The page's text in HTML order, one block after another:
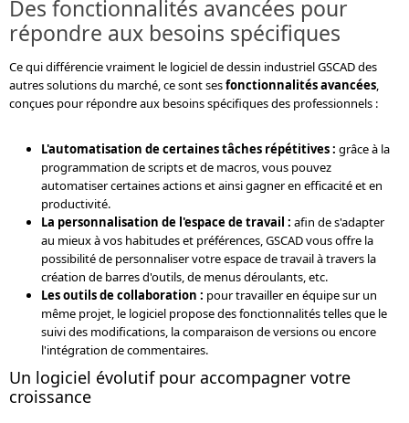
Des fonctionnalités avancées pour
répondre aux besoins spécifiques
Ce qui différencie vraiment le logiciel de dessin industriel GSCAD des
autres solutions du marché, ce sont sesfonctionnalités avancées
conçues pour répondre aux besoins spécifiques des professionnels :
L'automatisation de certaines tâches répétitives : grâce à la
programmation de scripts et de macros, vous pouvez
automatiser certaines actions et ainsi gagner en efficacité et en
productivité.
La personnalisation de l'espace de travail : afin de s'adapter
au mieux à vos habitudes et préférences, GSCAD vous offre la
possibilité de personnaliser votre espace de travail à travers la
création de barres d'outils, de menus déroulants, etc.
Les outils de collaboration : pour travailler en équipe sur un
même projet, le logiciel propose des fonctionnalités telles que le
suivi des modifications, la comparaison de versions ou encore
l'intégration de commentaires.
Un logiciel évolutif pour accompagner votre
croissance